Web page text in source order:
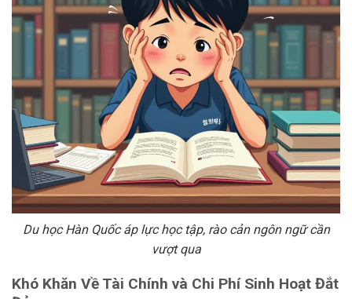
Du học Hàn Quốc áp lực học tập, rào cản ngôn ngữ cần
vượt qua
Khó Khăn Về Tài Chính và Chi Phí Sinh Hoạt Đắt